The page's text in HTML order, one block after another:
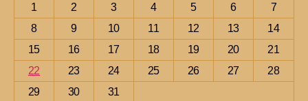
1
2 3 4 5 6
7
8
9 10 11 12 13
14
15
16 17 18 19 20
21
22
23 24 25 26 27
28
29
30 31